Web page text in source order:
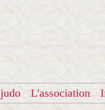
L'association